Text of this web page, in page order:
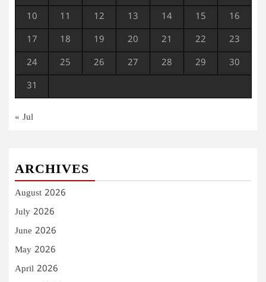
10 11 12 13 14 15 16
17 18 19 20 21 22 23
24 25 26 27 28 29 30
31
« Jul
ARCHIVES
August 2026
July 2026
June 2026
May 2026
April 2026